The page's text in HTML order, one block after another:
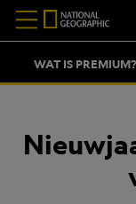
WAT IS PREMIUM?